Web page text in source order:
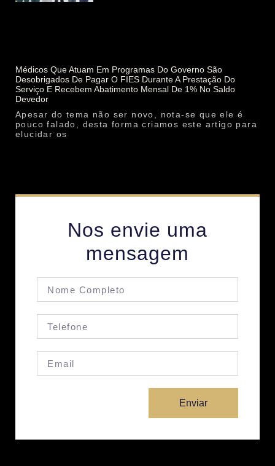
Médicos Que Atuam Em Programas Do Governo São
Desobrigados De Pagar O FIES Durante A Prestação Do
Serviço E Recebem Abatimento Mensal De 1% No Saldo
Devedor
Apesar do tema não ser novo, nota-se que ele é
pouco falado, desta forma criamos este artigo para
elucidar os
Nos envie uma
mensagem
Enviar